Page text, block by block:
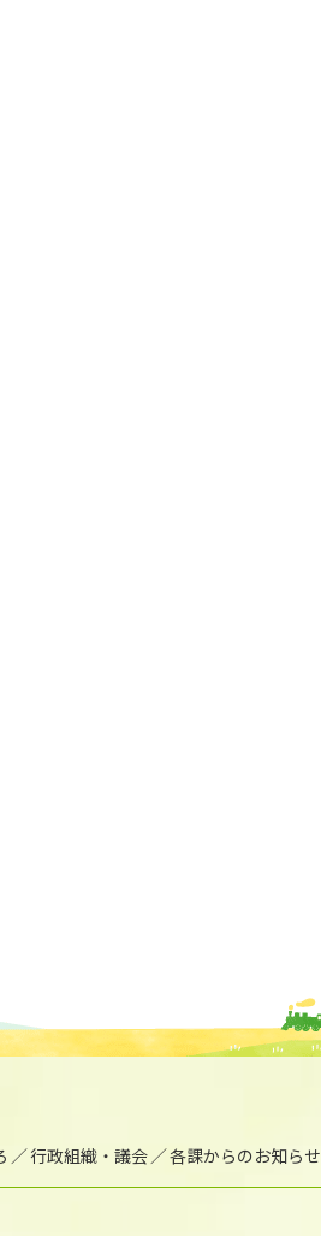
行政組織・議会 各課からのお知らせ